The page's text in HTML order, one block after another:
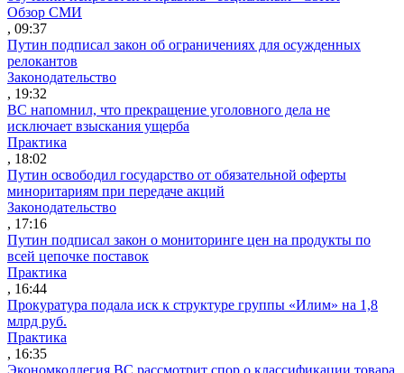
Обзор СМИ
, 09:37
Путин подписал закон об ограничениях для осужденных
релокантов
Законодательство
, 19:32
ВС напомнил, что прекращение уголовного дела не
исключает взыскания ущерба
Практика
, 18:02
Путин освободил государство от обязательной оферты
миноритариям при передаче акций
Законодательство
, 17:16
Путин подписал закон о мониторинге цен на продукты по
всей цепочке поставок
Практика
, 16:44
Прокуратура подала иск к структуре группы «Илим» на 1,8
млрд руб.
Практика
, 16:35
Экономколлегия ВС рассмотрит спор о классификации товара